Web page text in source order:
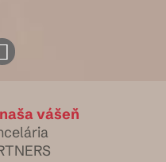
vášeň